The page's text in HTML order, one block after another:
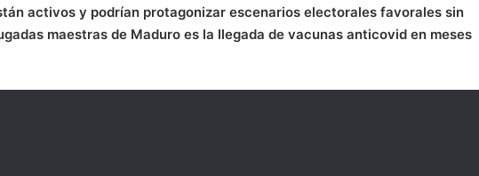
activos y podrían protagonizar escenarios electorales favorales sin
maestras de Maduro es la llegada de vacunas anticovid en meses